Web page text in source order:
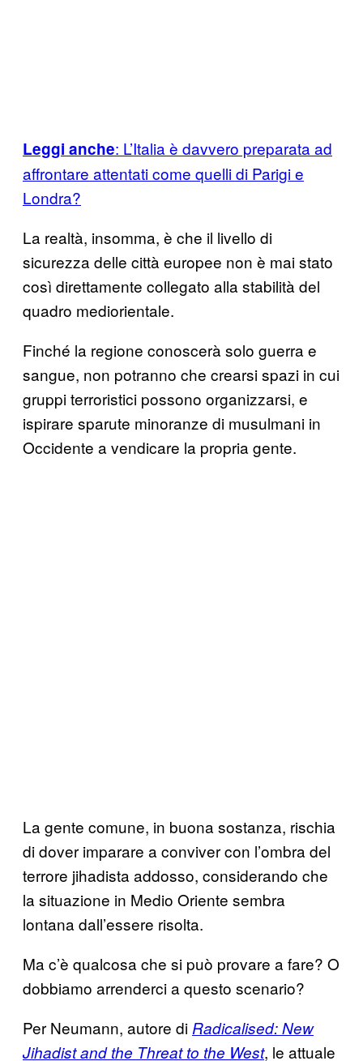
Leggi anche: L’Italia è davvero preparata ad
affrontare attentati come quelli di Parigi e
Londra?
La realtà, insomma, è che il livello di
sicurezza delle città europee non è mai stato
così direttamente collegato alla stabilità del
quadro mediorientale.
Finché la regione conoscerà solo guerra e
sangue, non potranno che crearsi spazi in cui
gruppi terroristici possono organizzarsi, e
ispirare sparute minoranze di musulmani in
Occidente a vendicare la propria gente.
La gente comune, in buona sostanza, rischia
di dover imparare a conviver con l’ombra del
terrore jihadista addosso, considerando che
la situazione in Medio Oriente sembra
lontana dall’essere risolta.
Ma c’è qualcosa che si può provare a fare? O
dobbiamo arrenderci a questo scenario?
Per Neumann, autore di Radicalised: New
Jihadist and the Threat to the West, le attuale